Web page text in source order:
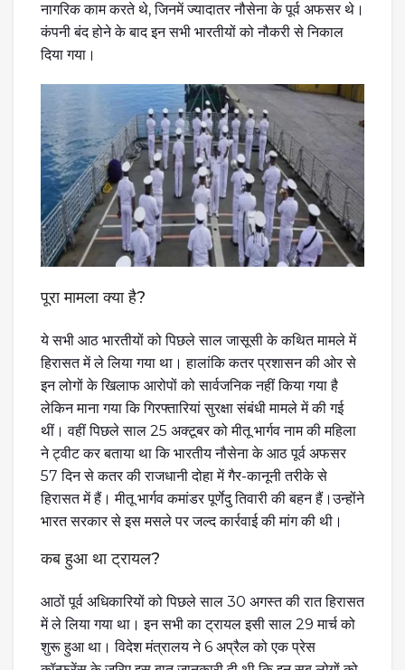
नागरिक काम करते थे, जिनमें ज्यादातर नौसेना के पूर्व अफसर थे।
कंपनी बंद होने के बाद इन सभी भारतीयों को नौकरी से निकाल
दिया गया।
पूरा मामला क्या है?
ये सभी आठ भारतीयों को पिछले साल जासूसी के कथित मामले में
हिरासत में ले लिया गया था। हालांकि कतर प्रशासन की ओर से
इन लोगों के खिलाफ आरोपों को सार्वजनिक नहीं किया गया है
लेकिन माना गया कि गिरफ्तारियां सुरक्षा संबंधी मामले में की गई
थीं। वहीं पिछले साल 25 अक्टूबर को मीतू भार्गव नाम की महिला
ने ट्वीट कर बताया था कि भारतीय नौसेना के आठ पूर्व अफसर
57 दिन से कतर की राजधानी दोहा में गैर-कानूनी तरीके से
हिरासत में हैं। मीतू भार्गव कमांडर पूर्णेदु तिवारी की बहन हैं।उन्होंने
भारत सरकार से इस मसले पर जल्द कार्रवाई की मांग की थी।
कब हुआ था ट्रायल?
आठों पूर्व अधिकारियों को पिछले साल 30 अगस्त की रात हिरासत
में ले लिया गया था। इन सभी का ट्रायल इसी साल 29 मार्च को
शुरू हुआ था। विदेश मंत्रालय ने 6 अप्रैल को एक प्रेस